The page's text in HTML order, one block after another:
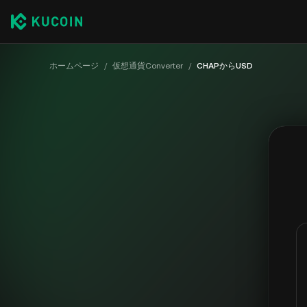
ホームページ / 仮想通貨Converter / CHAPからUSD